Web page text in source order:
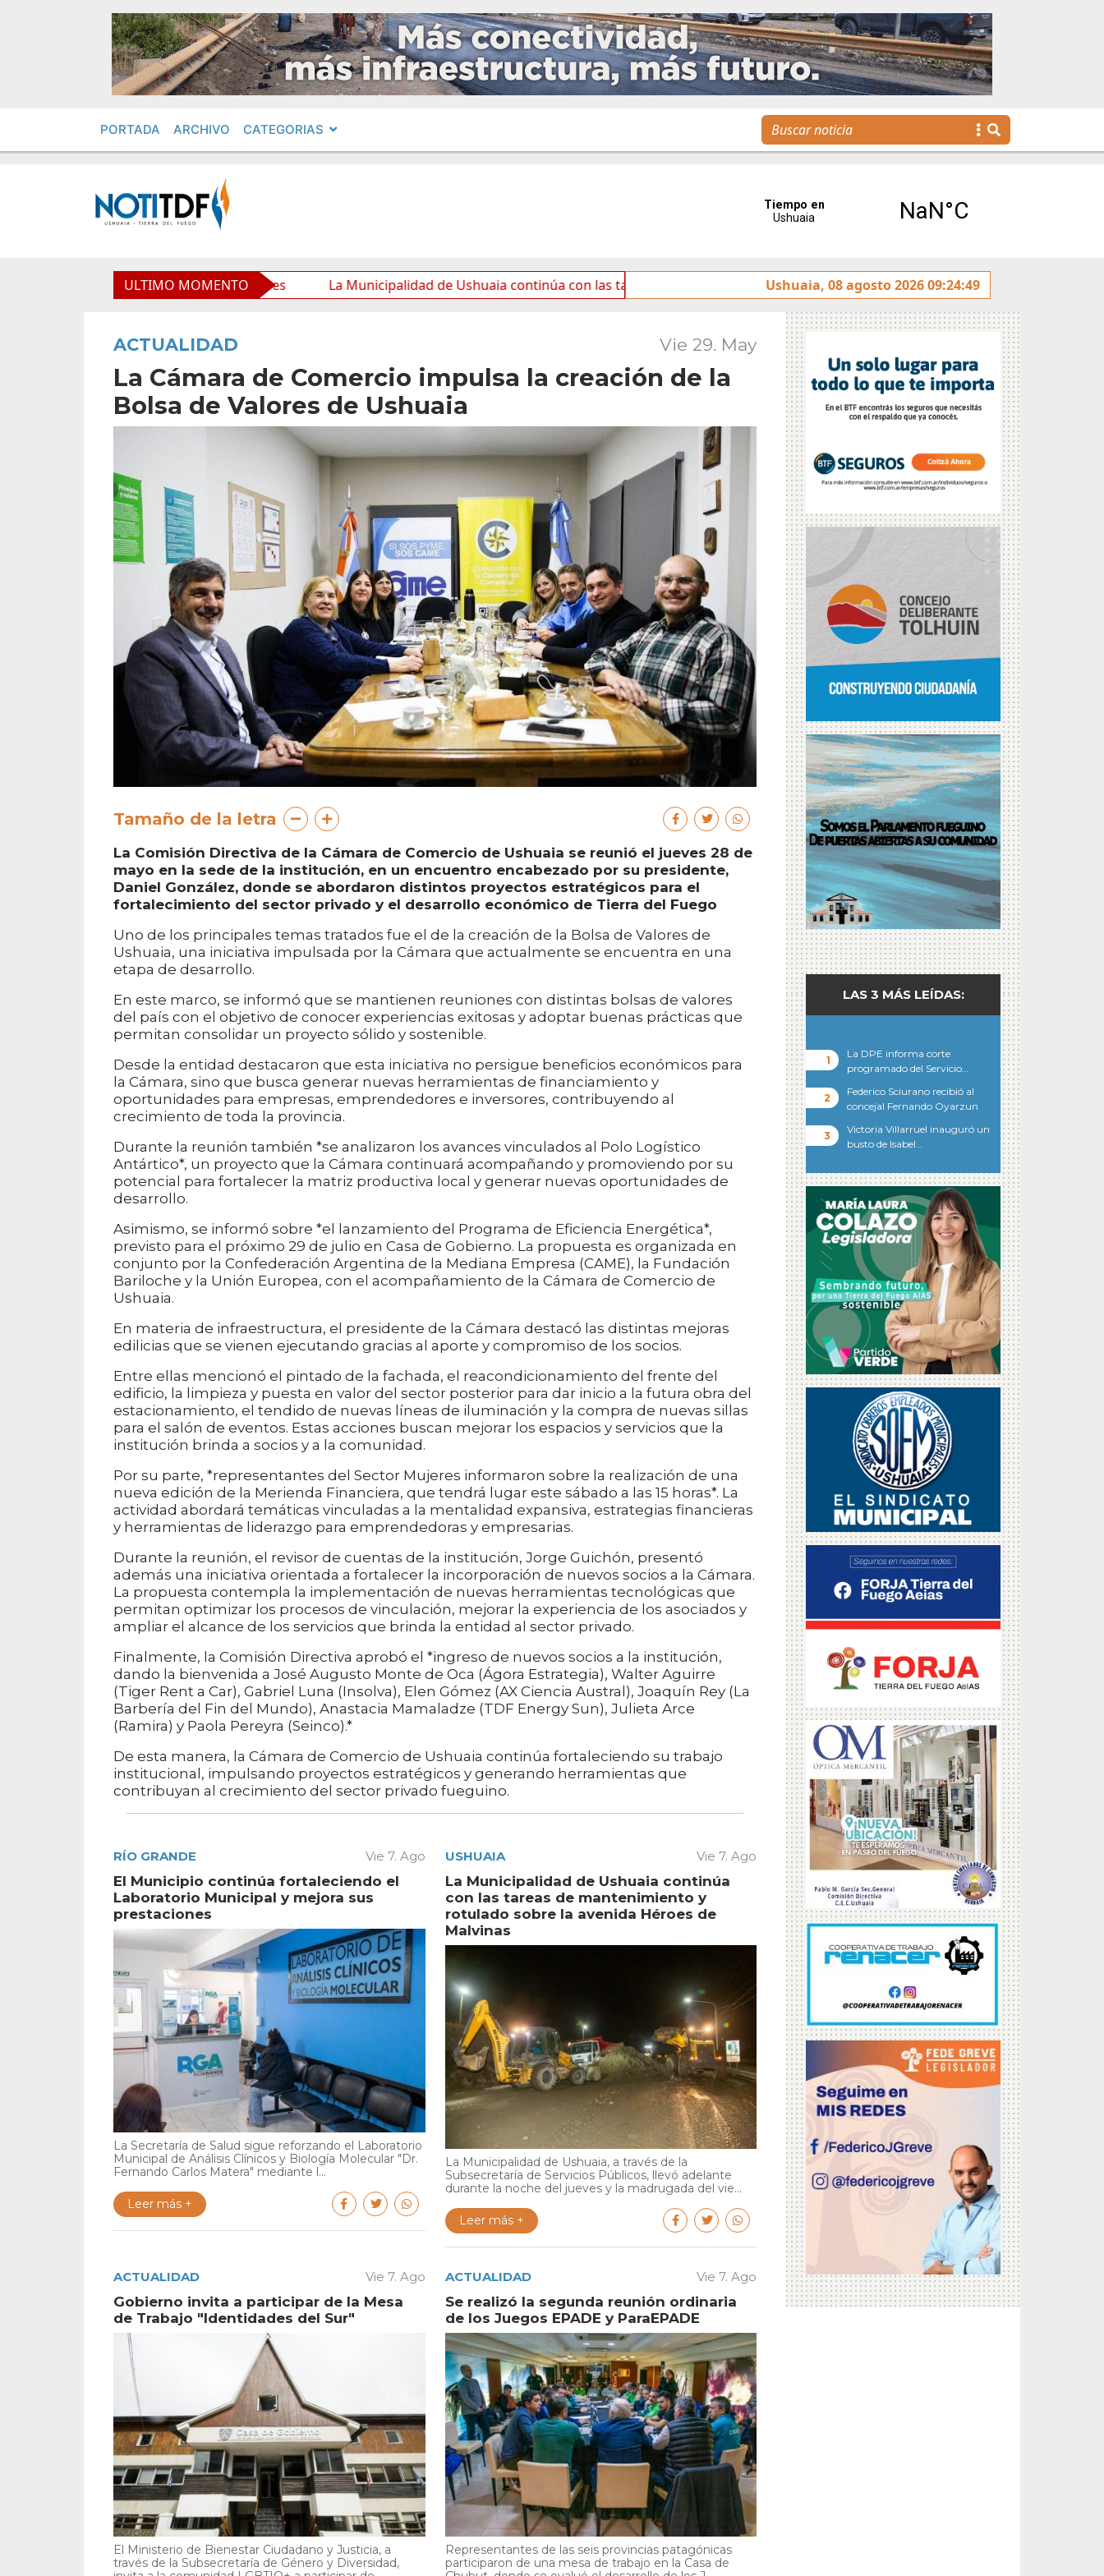
PORTADA ARCHIVO CATEGORIAS
ULTIMO MOMENTO
y mejora sus prestaciones La Municipalidad de Ushuaia continúa con las tareas de mantenimiento y rotulado sobre la avenida Héroes de Malvinas
Ushuaia, 08 agosto 2026 09:24:49
ACTUALIDAD Vie 29. May
La Cámara de Comercio impulsa la creación de la
Bolsa de Valores de Ushuaia
Tamaño de la letra
La Comisión Directiva de la Cámara de Comercio de Ushuaia se reunió el jueves 28 de
mayo en la sede de la institución, en un encuentro encabezado por su presidente,
Daniel González, donde se abordaron distintos proyectos estratégicos para el
fortalecimiento del sector privado y el desarrollo económico de Tierra del Fuego
Uno de los principales temas tratados fue el de la creación de la Bolsa de Valores de
Ushuaia, una iniciativa impulsada por la Cámara que actualmente se encuentra en una
etapa de desarrollo.
En este marco, se informó que se mantienen reuniones con distintas bolsas de valores
del país con el objetivo de conocer experiencias exitosas y adoptar buenas prácticas que
permitan consolidar un proyecto sólido y sostenible.
Desde la entidad destacaron que esta iniciativa no persigue beneficios económicos para
la Cámara, sino que busca generar nuevas herramientas de financiamiento y
oportunidades para empresas, emprendedores e inversores, contribuyendo al
crecimiento de toda la provincia.
Durante la reunión también *se analizaron los avances vinculados al Polo Logístico
Antártico*, un proyecto que la Cámara continuará acompañando y promoviendo por su
potencial para fortalecer la matriz productiva local y generar nuevas oportunidades de
desarrollo.
Asimismo, se informó sobre *el lanzamiento del Programa de Eficiencia Energética*,
previsto para el próximo 29 de julio en Casa de Gobierno. La propuesta es organizada en
conjunto por la Confederación Argentina de la Mediana Empresa (CAME), la Fundación
Bariloche y la Unión Europea, con el acompañamiento de la Cámara de Comercio de
Ushuaia.
En materia de infraestructura, el presidente de la Cámara destacó las distintas mejoras
edilicias que se vienen ejecutando gracias al aporte y compromiso de los socios.
Entre ellas mencionó el pintado de la fachada, el reacondicionamiento del frente del
edificio, la limpieza y puesta en valor del sector posterior para dar inicio a la futura obra del
estacionamiento, el tendido de nuevas líneas de iluminación y la compra de nuevas sillas
para el salón de eventos. Estas acciones buscan mejorar los espacios y servicios que la
institución brinda a socios y a la comunidad.
Por su parte, *representantes del Sector Mujeres informaron sobre la realización de una
nueva edición de la Merienda Financiera, que tendrá lugar este sábado a las 15 horas*. La
actividad abordará temáticas vinculadas a la mentalidad expansiva, estrategias financieras
y herramientas de liderazgo para emprendedoras y empresarias.
Durante la reunión, el revisor de cuentas de la institución, Jorge Guichón, presentó
además una iniciativa orientada a fortalecer la incorporación de nuevos socios a la Cámara.
La propuesta contempla la implementación de nuevas herramientas tecnológicas que
permitan optimizar los procesos de vinculación, mejorar la experiencia de los asociados y
ampliar el alcance de los servicios que brinda la entidad al sector privado.
Finalmente, la Comisión Directiva aprobó el *ingreso de nuevos socios a la institución,
dando la bienvenida a José Augusto Monte de Oca (Ágora Estrategia), Walter Aguirre
(Tiger Rent a Car), Gabriel Luna (Insolva), Elen Gómez (AX Ciencia Austral), Joaquín Rey (La
Barbería del Fin del Mundo), Anastacia Mamaladze (TDF Energy Sun), Julieta Arce
(Ramira) y Paola Pereyra (Seinco).*
De esta manera, la Cámara de Comercio de Ushuaia continúa fortaleciendo su trabajo
institucional, impulsando proyectos estratégicos y generando herramientas que
contribuyan al crecimiento del sector privado fueguino.
RÍO GRANDE Vie 7. Ago
El Municipio continúa fortaleciendo el
Laboratorio Municipal y mejora sus
prestaciones
La Secretaría de Salud sigue reforzando el Laboratorio
Municipal de Análisis Clínicos y Biología Molecular "Dr.
Fernando Carlos Matera" mediante l...
Leer más +
USHUAIA Vie 7. Ago
La Municipalidad de Ushuaia continúa
con las tareas de mantenimiento y
rotulado sobre la avenida Héroes de
Malvinas
La Municipalidad de Ushuaia, a través de la
Subsecretaría de Servicios Públicos, llevó adelante
durante la noche del jueves y la madrugada del vie...
Leer más +
ACTUALIDAD Vie 7. Ago
Gobierno invita a participar de la Mesa
de Trabajo "Identidades del Sur"
El Ministerio de Bienestar Ciudadano y Justicia, a
través de la Subsecretaría de Género y Diversidad,
ACTUALIDAD Vie 7. Ago
Se realizó la segunda reunión ordinaria
de los Juegos EPADE y ParaEPADE
Representantes de las seis provincias patagónicas
participaron de una mesa de trabajo en la Casa de
LAS 3 MÁS LEÍDAS:
La DPE informa corte
programado del Servicio…
Federico Sciurano recibió al
concejal Fernando Oyarzun
Victoria Villarruel inauguró un
busto de Isabel…